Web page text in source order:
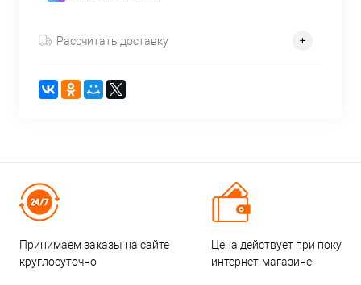
Рассчитать доставку
Принимаем заказы на сайте
круглосуточно
Цена действует при
интернет-магазине